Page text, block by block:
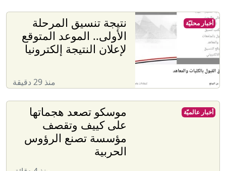
نتيجة تنسيق المرحلة
الأولى.. الموعد المتوقع
لإعلان النتيجة إلكترونيا
منذ 29 دقيقة
أخبار محليّة
موسكو تصعد هجماتها
على كييف وتقصف
مؤسسة تصنع الرؤوس
الحربية
أخبار عالميّة